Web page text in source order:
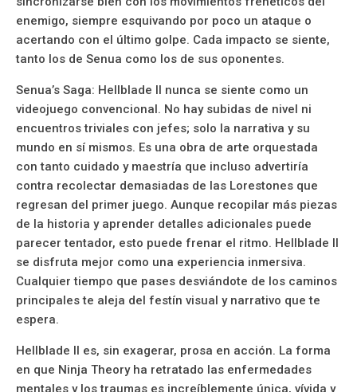
enemigo, siempre esquivando por poco un ataque o
acertando con el último golpe. Cada impacto se siente,
tanto los de Senua como los de sus oponentes.
Senua’s Saga: Hellblade II nunca se siente como un
videojuego convencional. No hay subidas de nivel ni
encuentros triviales con jefes; solo la narrativa y su
mundo en sí mismos. Es una obra de arte orquestada
con tanto cuidado y maestría que incluso advertiría
contra recolectar demasiadas de las Lorestones que
regresan del primer juego. Aunque recopilar más piezas
de la historia y aprender detalles adicionales puede
parecer tentador, esto puede frenar el ritmo. Hellblade II
se disfruta mejor como una experiencia inmersiva.
Cualquier tiempo que pases desviándote de los caminos
principales te aleja del festín visual y narrativo que te
espera.
Hellblade II es, sin exagerar, prosa en acción. La forma
en que Ninja Theory ha retratado las enfermedades
mentales y los traumas es increíblemente única, vívida y